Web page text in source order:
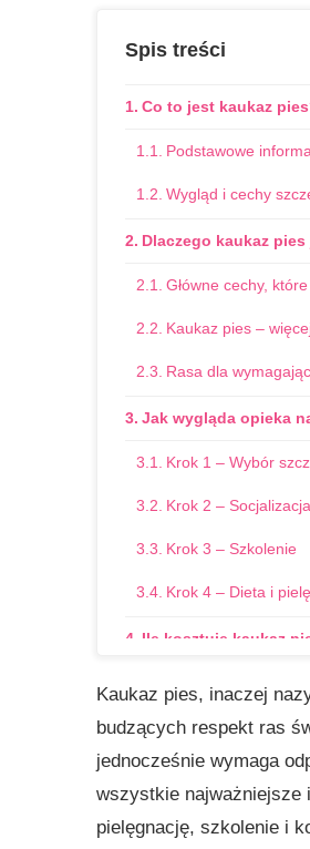
Spis treści
Co to jest kaukaz
Podstawowe
Wygląd i cechy
Dlaczego kaukaz
Główne cechy,
Kaukaz pies –
Rasa dla
Jak wygląda opieka
Krok 1 – Wybór
Krok 2 – Socjalizacja
Krok 3 – Szkolenie
Krok 4 – Dieta i
Ile kosztuje kaukaz
Dlaczego warto
FAQ – Najczęstsze
Kaukaz pies, inaczej
budzących respekt ras
jednocześnie wymaga
wszystkie najważniejsze
pielęgnację, szkolenie i